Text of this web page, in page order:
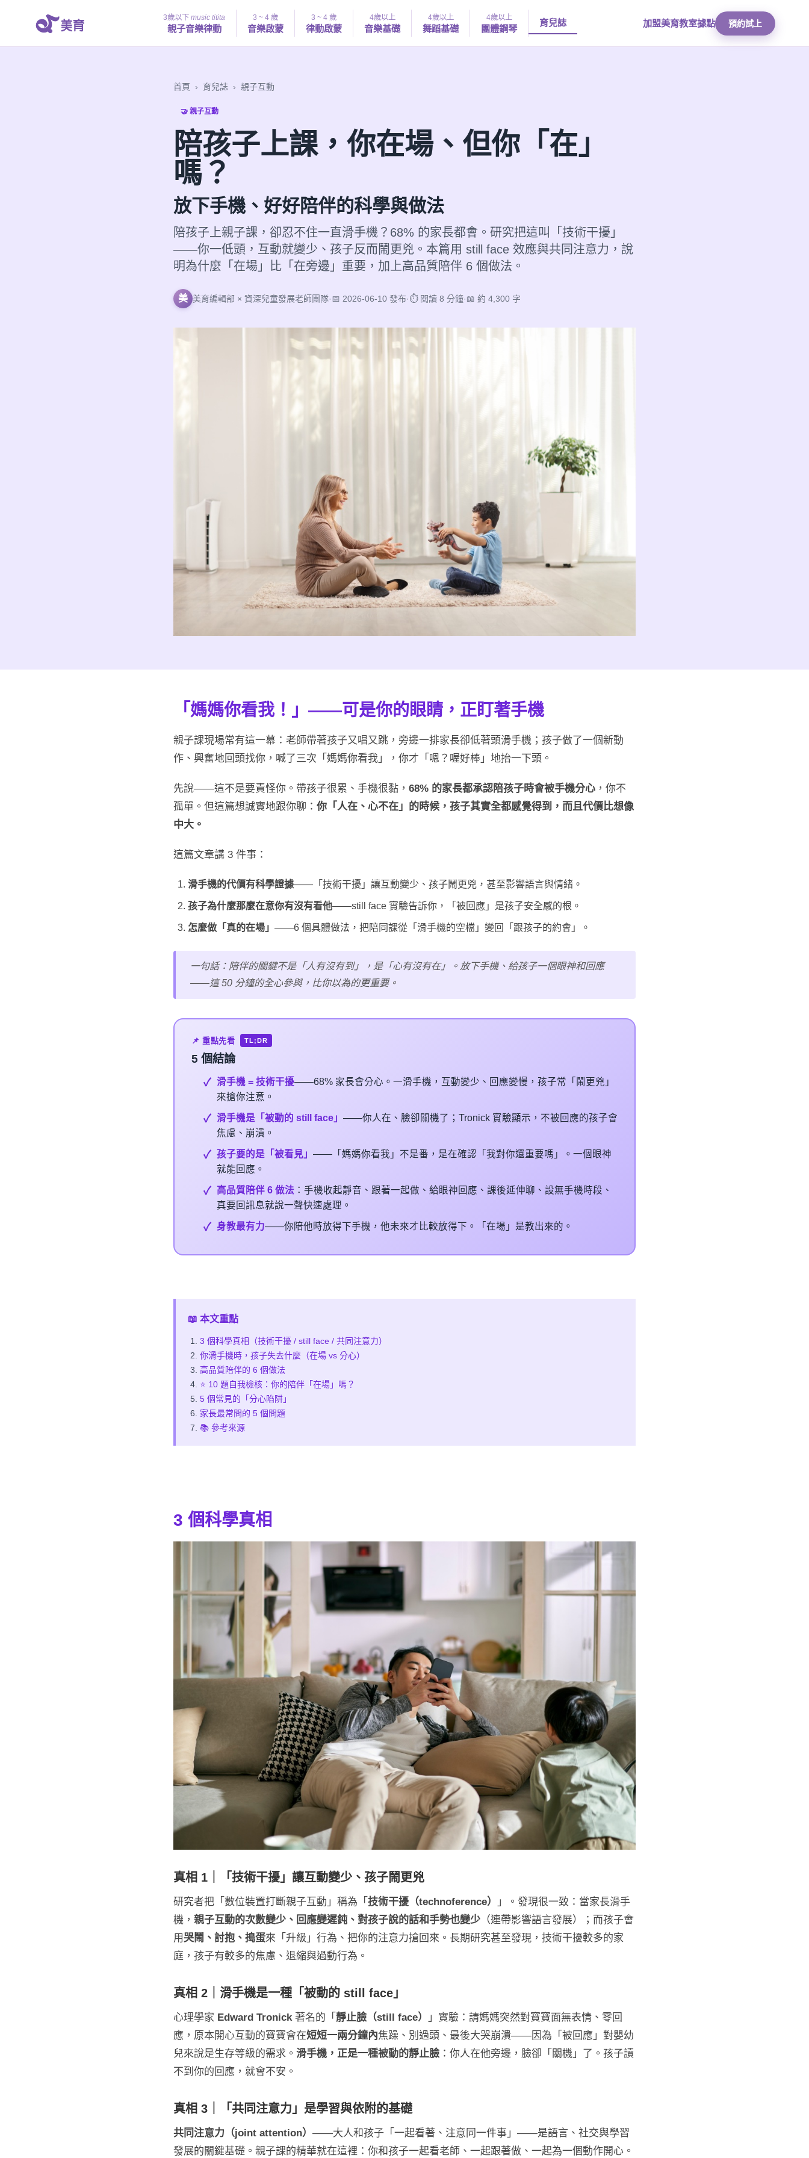
3歲以下music titita
親子音樂律動
3 ~ 4 歲
音樂啟蒙
3 ~ 4 歲
律動啟蒙
4歲以上
音樂基礎
4歲以上
舞蹈基礎
4歲以上
團體鋼琴
育兒誌 加盟美育教室據點 預約試上
首頁 › 育兒誌 › 親子互動
🤝 親子互動
陪孩子上課，你在場、但你「在」
嗎？
放下手機、好好陪伴的科學與做法
陪孩子上親子課，卻忍不住一直滑手機？68% 的家長都會。研究把這叫「技術干擾」
——你一低頭，互動就變少、孩子反而鬧更兇。本篇用 still face 效應與共同注意力，說
明為什麼「在場」比「在旁邊」重要，加上高品質陪伴 6 個做法。
美 美育編輯部 × 資深兒童發展老師團隊·📅 2026-06-10 發布·⏱ 閱讀 8 分鐘·📖 約 4,300 字
「媽媽你看我！」——可是你的眼睛，正盯著手機
親子課現場常有這一幕：老師帶著孩子又唱又跳，旁邊一排家長卻低著頭滑手機；孩子做了一個新動
作、興奮地回頭找你，喊了三次「媽媽你看我」，你才「嗯？喔好棒」地抬一下頭。
先說——這不是要責怪你。帶孩子很累、手機很黏， 68% 的家長都承認陪孩子時會被手機分心 ，你不
孤單。但這篇想誠實地跟你聊： 你「人在、心不在」的時候，孩子其實全都感覺得到，而且代價比想像
中大。
這篇文章講 3 件事：
滑手機的代價有科學證據——「技術干擾」讓互動變少、孩子鬧更兇，甚至影響語言與情緒。
孩子為什麼那麼在意你有沒有看他——still face 實驗告訴你，「被回應」是孩子安全感的根。
怎麼做「真的在場」 ——6 個具體做法，把陪同課從「滑手機的空檔」變回「跟孩子的約會」。
一句話：陪伴的關鍵不是「人有沒有到」，是「心有沒有在」。放下手機、給孩子一個眼神和回應
——這 50 分鐘的全心參與，比你以為的更重要。
📌 重點先看 TL;DR
5 個結論
滑手機 = 技術干擾——68% 家長會分心。一滑手機，互動變少、回應變慢，孩子常「鬧更兇」
來搶你注意。
滑手機是「被動的 still face」 ——你人在、臉卻關機了；Tronick 實驗顯示，不被回應的孩子會
焦慮、崩潰。
孩子要的是「被看見」 ——「媽媽你看我」不是番，是在確認「我對你還重要嗎」。一個眼神
就能回應。
高品質陪伴 6 做法 ：手機收起靜音、跟著一起做、給眼神回應、課後延伸聊、設無手機時段、
真要回訊息就說一聲快速處理。
身教最有力——你陪他時放得下手機，他未來才比較放得下。「在場」是教出來的。
📖 本文重點
3 個科學真相（技術干擾 / still face / 共同注意力）
你滑手機時，孩子失去什麼（在場 vs 分心）
高品質陪伴的 6 個做法
⭐ 10 題自我檢核：你的陪伴「在場」嗎？
5 個常見的「分心陷阱」
家長最常問的 5 個問題
📚 參考來源
3 個科學真相
真相 1｜「技術干擾」讓互動變少、孩子鬧更兇
研究者把「數位裝置打斷親子互動」稱為「 技術干擾（technoference）
」。發現很一致：當家長滑手
機， 親子互動的次數變少、回應變遲鈍、對孩子說的話和手勢也變少 （連帶影響語言發展）；而孩子會
用哭鬧、討抱、搗蛋來「升級」行為、把你的注意力搶回來。長期研究甚至發現，技術干擾較多的家
庭，孩子有較多的焦慮、退縮與過動行為。
真相 2｜滑手機是一種「被動的 still face」
心理學家 Edward Tronick著名的「 靜止臉（still face）
」實驗：請媽媽突然對寶寶面無表情、零回
應，原本開心互動的寶寶會在短短一兩分鐘內焦躁、別過頭、最後大哭崩潰——因為「被回應」對嬰幼
兒來說是生存等級的需求。 滑手機，正是一種被動的靜止臉 ：你人在他旁邊，臉卻「關機」了。孩子讀
不到你的回應，就會不安。
真相 3｜「共同注意力」是學習與依附的基礎
共同注意力（joint attention） ——大人和孩子「一起看著、注意同一件事」——是語言、社交與學習
發展的關鍵基礎。親子課的精華就在這裡：你和孩子一起看老師、一起跟著做、一起為一個動作開心。